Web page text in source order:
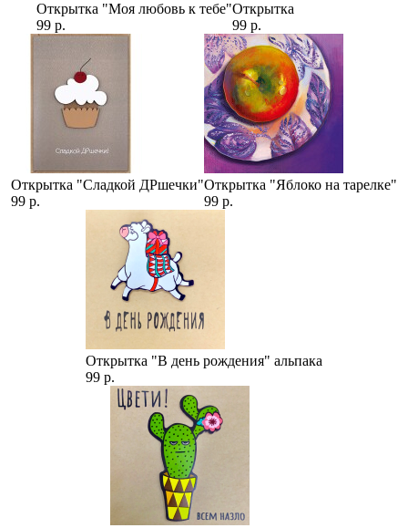
Открытка "Моя любовь к тебе"
99 р.
Открытка
99 р.
Открытка "Сладкой ДРшечки"
99 р.
Открытка "Яблоко на тарелке"
99 р.
Открытка "В день рождения" альпака
99 р.